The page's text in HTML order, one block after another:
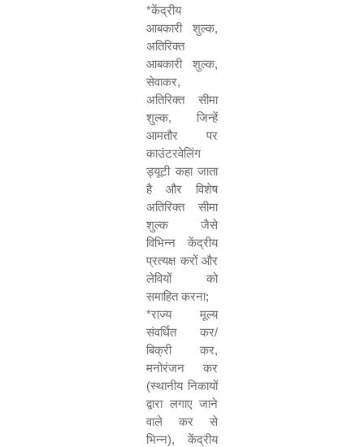
*केंद्रीय
आबकारी शुल्क,
अतिरिक्त
आबकारी शुल्क,
सेवाकर,
अतिरिक्त सीमा
शुल्क, जिन्हें
आमतौर पर
काउंटरवेलिंग
ड्यूटी कहा जाता
है और विशेष
अतिरिक्त सीमा
शुल्क जैसे
विभिन्न केंद्रीय
प्रत्यक्ष करों और
लेवियों को
समाहित करना;
*राज्य मूल्य
संवर्धित कर/
बिक्री कर,
मनोरंजन कर
(स्थानीय निकायों
द्वारा लगाए जाने
वाले कर से
भिन्न), केंद्रीय